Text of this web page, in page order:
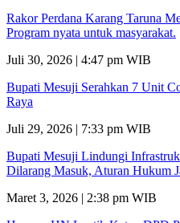
Rakor Perdana Karang Taruna
Program nyata untuk masyarakat.
Juli 30, 2026 | 4:47 pm WIB
Bupati Mesuji Serahkan 7 Unit
Raya
Juli 29, 2026 | 7:33 pm WIB
Bupati Mesuji Lindungi
Dilarang Masuk, Aturan Hukum
Maret 3, 2026 | 2:38 pm WIB